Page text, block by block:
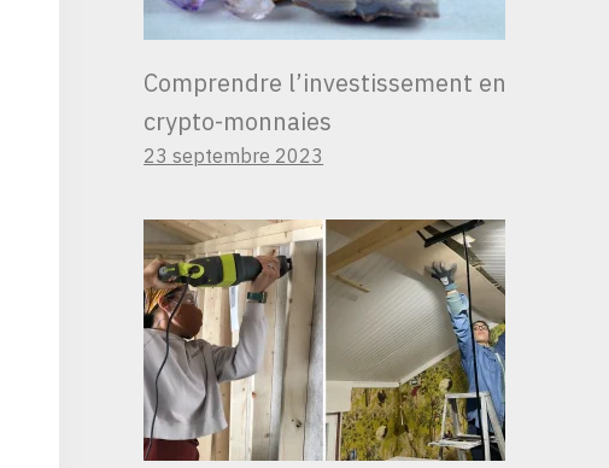
Comprendre l’investissement en
crypto-monnaies
23 septembre 2023